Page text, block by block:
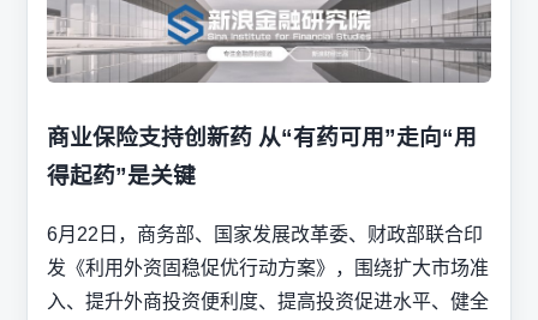
商业保险支持创新药 从“有药可用”走向“用
得起药”是关键
6月22日，商务部、国家发展改革委、财政部联合印
发《利用外资固稳促优行动方案》，围绕扩大市场准
入、提升外商投资便利度、提高投资促进水平、健全